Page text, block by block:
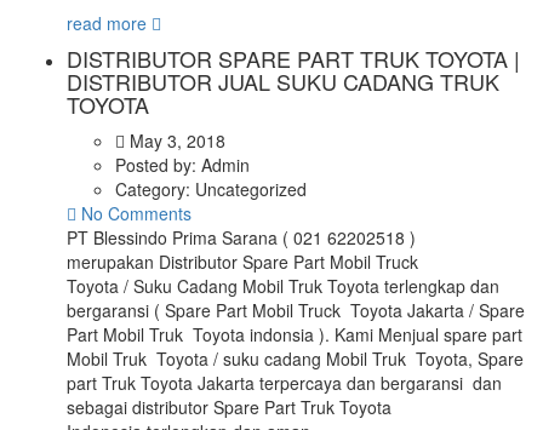
read more
DISTRIBUTOR SPARE PART TRUK TOYOTA |
DISTRIBUTOR JUAL SUKU CADANG TRUK
TOYOTA
May 3, 2018
Posted by: Admin
Category: Uncategorized
No Comments
PT Blessindo Prima Sarana ( 021 62202518 )
merupakan Distributor Spare Part Mobil Truck
Toyota / Suku Cadang Mobil Truk Toyota terlengkap dan
bergaransi ( Spare Part Mobil Truck Toyota Jakarta / Spare
Part Mobil Truk Toyota indonsia ). Kami Menjual spare part
Mobil Truk Toyota / suku cadang Mobil Truk Toyota, Spare
part Truk Toyota Jakarta terpercaya dan bergaransi dan
sebagai distributor Spare Part Truk Toyota